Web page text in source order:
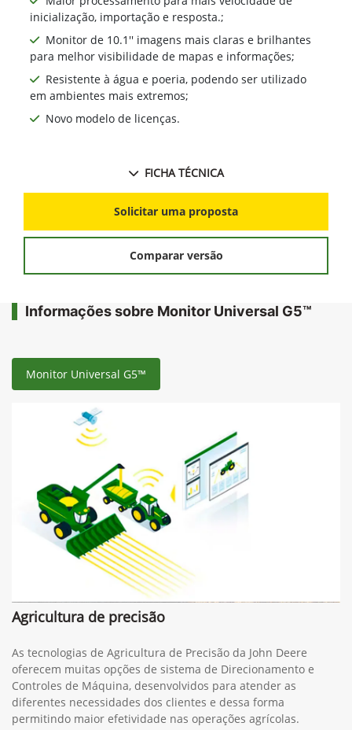
inicialização, importação e resposta.;
Monitor de 10.1'' imagens mais claras e brilhantes
para melhor visibilidade de mapas e informações;
Resistente à água e poeria, podendo ser utilizado
em ambientes mais extremos;
Novo modelo de licenças.
FICHA TÉCNICA
Solicitar uma proposta
Comparar versão
Informações sobre Monitor Universal G5™
Monitor Universal G5™
Agricultura de precisão
As tecnologias de Agricultura de Precisão da John Deere
oferecem muitas opções de sistema de Direcionamento e
Controles de Máquina, desenvolvidos para atender as
diferentes necessidades dos clientes e dessa forma
permitindo maior efetividade nas operações agrícolas.